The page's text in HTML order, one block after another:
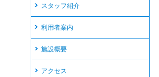
スタッフ紹介
利用者案内
施設概要
アクセス